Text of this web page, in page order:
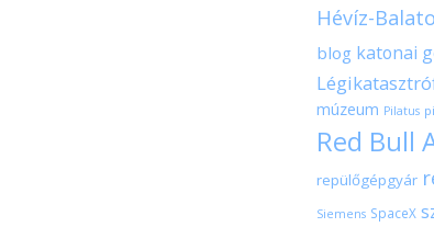
Hévíz-
blog katonai
múzeum Pilatus
Red Bull
repülőgépgyár
Siemens SpaceX